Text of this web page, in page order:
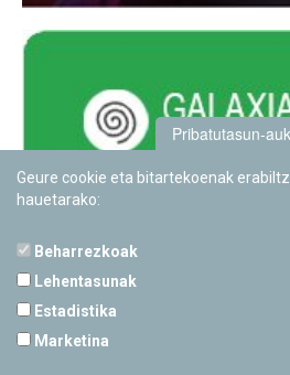
Pribatutasun-
Geure cookie eta bitartekoenak
hauetarako:
Beharrezkoak
Lehentasunak
Estadistika
Marketina